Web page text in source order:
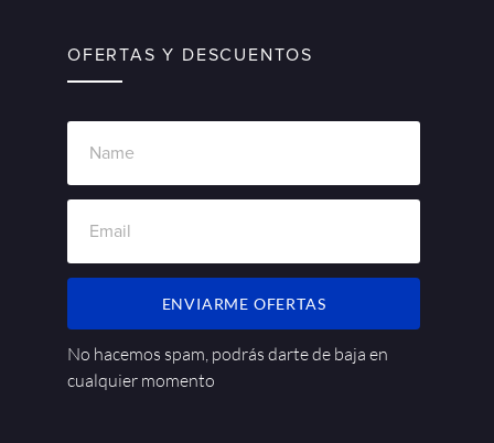
OFERTAS Y DESCUENTOS
ENVIARME OFERTAS
No hacemos spam, podrás darte de baja en
cualquier momento